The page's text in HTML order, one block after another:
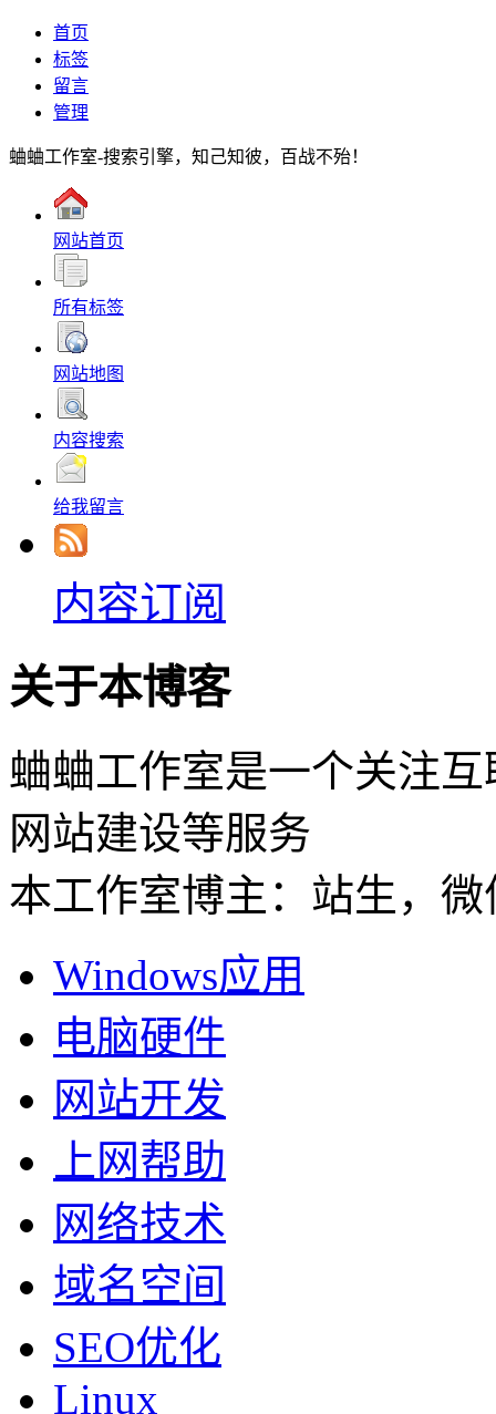
首页
标签
留言
管理
蛐蛐工作室-搜索引擎，知己知彼，百战不殆！
网站首页
所有标签
网站地图
内容搜索
给我留言
内容订阅
关于本博客
蛐蛐工作室是一个关注
网站建设等服务
本工作室博主：站生，微
Windows应用
电脑硬件
网站开发
上网帮助
网络技术
域名空间
SEO优化
Linux